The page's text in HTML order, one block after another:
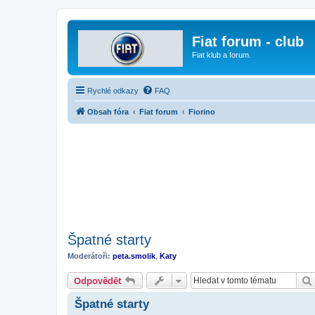
Fiat forum - club
Fiat klub a forum.
Rychlé odkazy FAQ
Obsah fóra Fiat forum Fiorino
Špatné starty
Moderátoři: peta.smolik Katy
Odpovědět
Špatné starty